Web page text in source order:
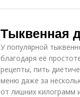
Тыквенная
У популярной
благодаря её
рецепты, пить
меню даже за
от лишних килограмм